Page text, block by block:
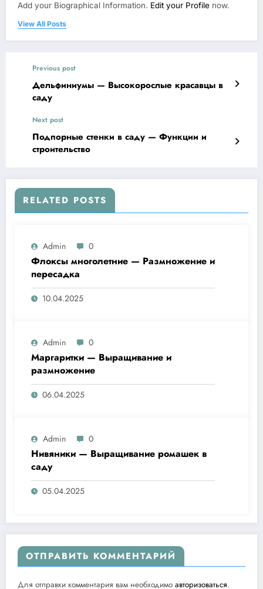
Add your Biographical Information. Edit your Profile now.
View All Posts
Previous post
Дельфиниумы — Высокорослые красавцы в
саду
Next post
Подпорные стенки в саду — Функции и
строительство
RELATED POSTS
Admin 0
Флоксы многолетние — Размножение и
пересадка
10.04.2025
Admin 0
Маргаритки — Выращивание и
размножение
06.04.2025
Admin 0
Нивяники — Выращивание ромашек в
саду
05.04.2025
ОТПРАВИТЬ КОММЕНТАРИЙ
Для отправки комментария вам необходимо авторизоваться.